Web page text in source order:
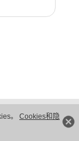
。 Cookies和隐